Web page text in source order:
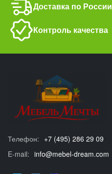
Доставка по России
Контроль качества
Телефон: +7 (495) 286 29 09
E-mail: info@mebel-dream.com